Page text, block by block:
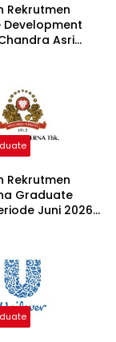
Rekrutmen
Asri
Rekrutmen
Graduate
Juni 2026